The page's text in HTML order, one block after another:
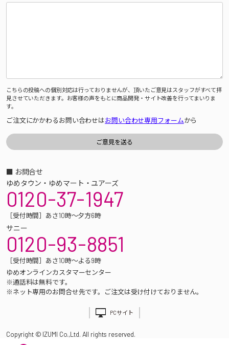
こちらの投稿への個別対応は行っておりませんが、頂いたご意見はスタッフがすべて拝
見させていただきます。お客様の声をもとに商品開発・サイト改善を行ってまいりま
す。
ご注文にかかわるお問い合わせはお問い合わせ専用フォームから
■ お問合せ
ゆめタウン・ゆめマート・ユアーズ
0120-37-1947
［受付時間］あさ10時～夕方6時
サニー
0120-93-8851
［受付時間］あさ10時～よる9時
ゆめオンラインカスタマーセンター
※通話料は無料です。
※ネット専用のお問合せ先です。ご注文は受け付けておりません。
PCサイト
Copyright © IZUMI Co.,Ltd. All rights reserved.